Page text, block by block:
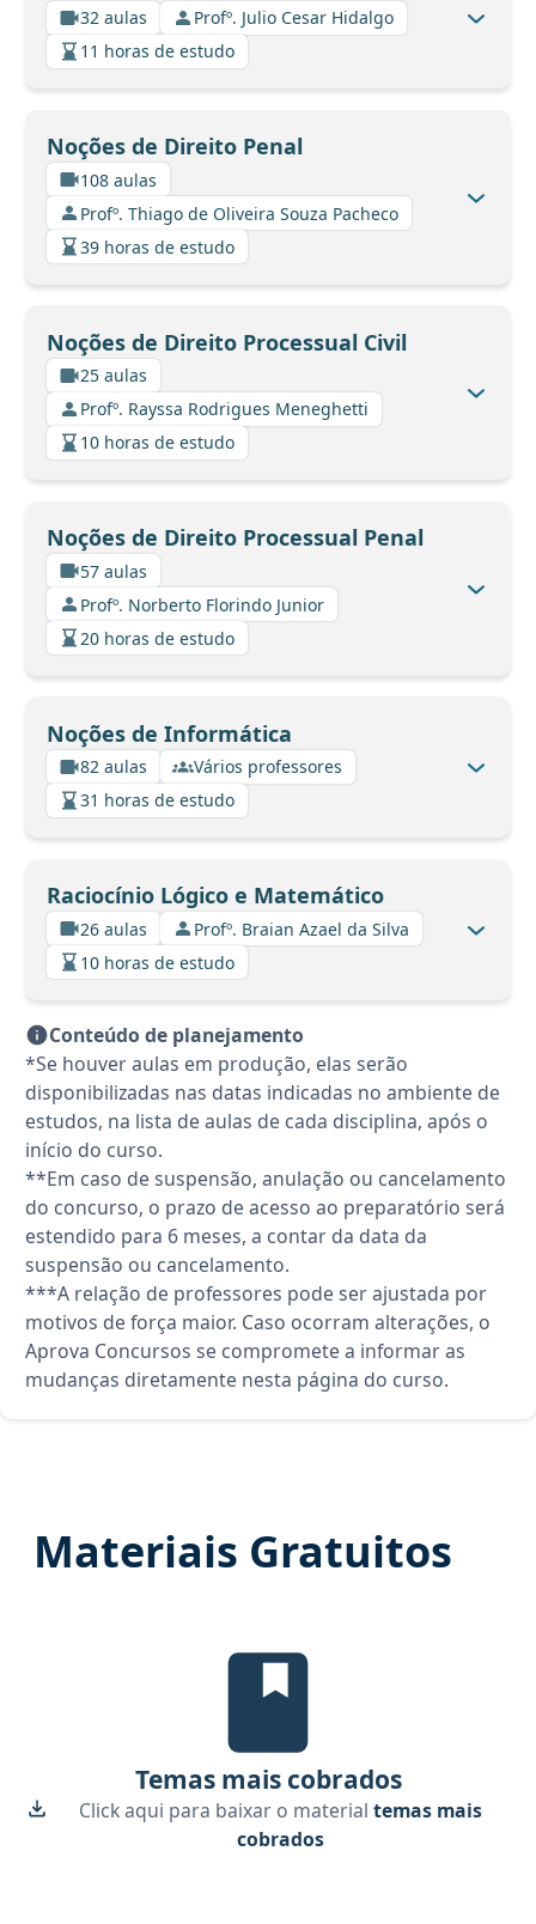
32 aulas
Profº. Julio Cesar Hidalgo
11 horas de estudo
Noções de Direito Penal
108 aulas
Profº. Thiago de Oliveira Souza Pacheco
39 horas de estudo
Noções de Direito Processual Civil
25 aulas
Profº. Rayssa Rodrigues Meneghetti
10 horas de estudo
Noções de Direito Processual Penal
57 aulas
Profº. Norberto Florindo Junior
20 horas de estudo
Noções de Informática
82 aulas
Vários professores
31 horas de estudo
Raciocínio Lógico e Matemático
26 aulas
Profº. Braian Azael da Silva
10 horas de estudo
Conteúdo de planejamento
*Se houver aulas em produção, elas serão
disponibilizadas nas datas indicadas no ambiente de
estudos, na lista de aulas de cada disciplina, após o
início do curso.
**Em caso de suspensão, anulação ou cancelamento
do concurso, o prazo de acesso ao preparatório será
estendido para 6 meses, a contar da data da
suspensão ou cancelamento.
***A relação de professores pode ser ajustada por
motivos de força maior. Caso ocorram alterações, o
Aprova Concursos se compromete a informar as
mudanças diretamente nesta página do curso.
Materiais Gratuitos
Temas mais cobrados, material
Temas mais cobrados
Click aqui para baixar o material temas mais
cobrados